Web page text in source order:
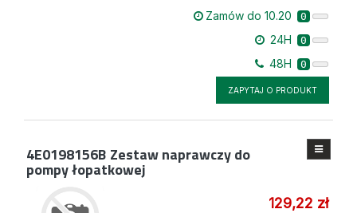
Zamów do 10.20 0
24H 0
48H 0
ZAPYTAJ O PRODUKT
4E0198156B Zestaw naprawczy do
pompy łopatkowej
129,22 zł